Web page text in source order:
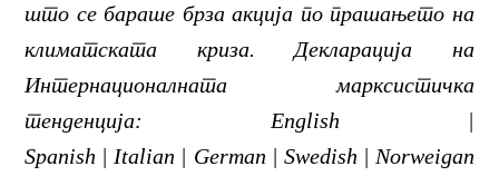
што се бараше брза акција по прашањето на
климатската криза. Декларација на
Интернационалната марксистичка
тенденција: English |
Spanish | Italian | German | Swedish | Norweigan